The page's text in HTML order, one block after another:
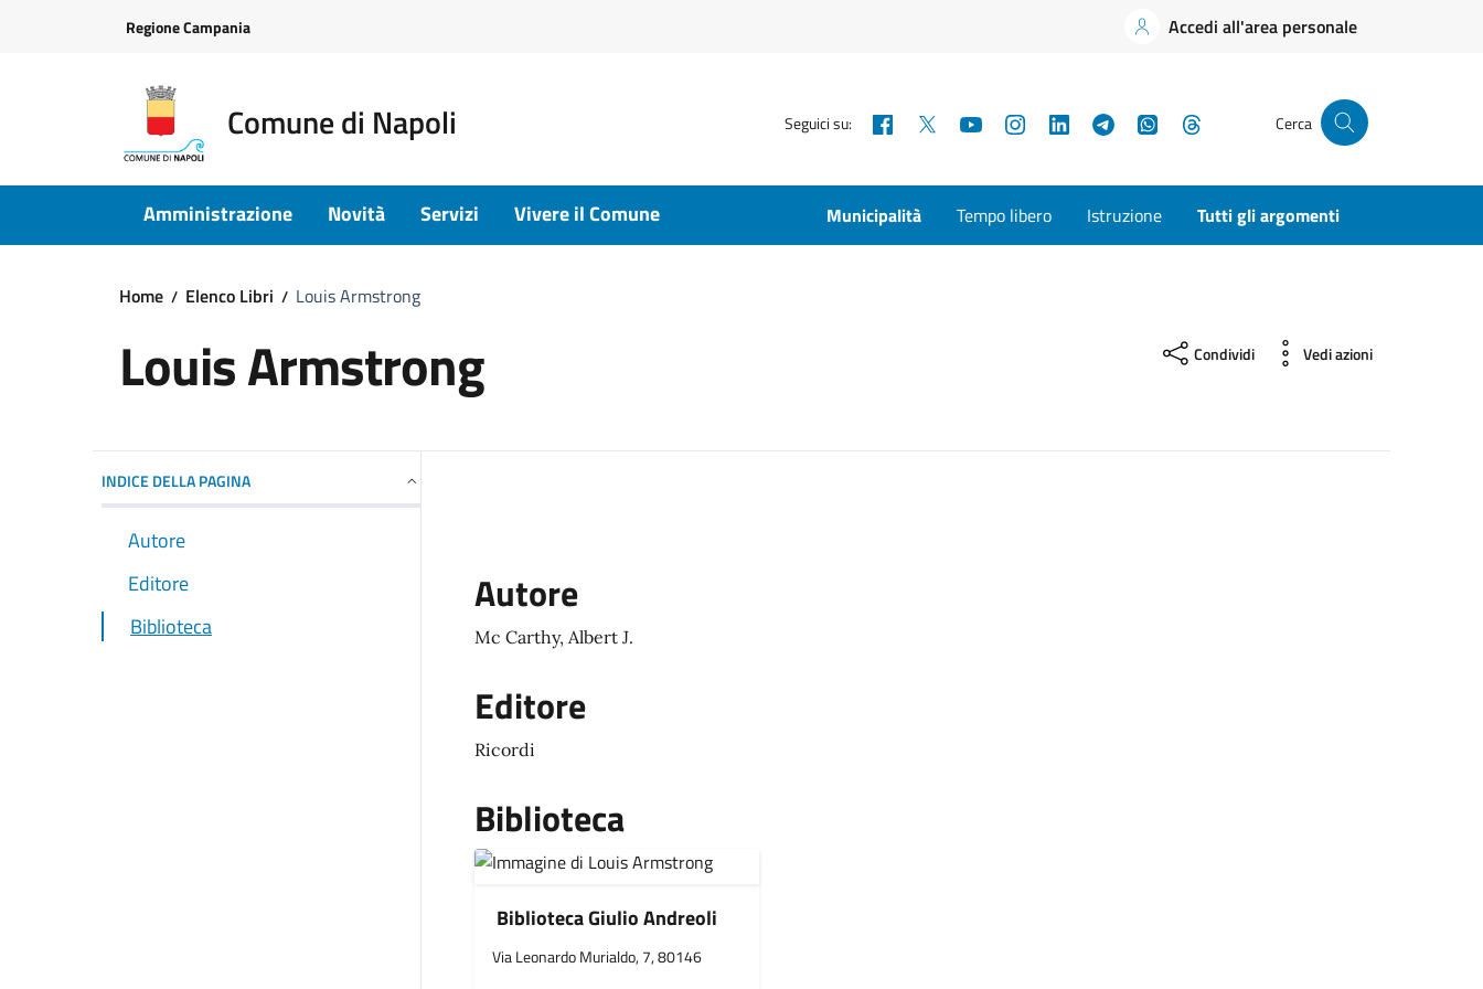
Regione Campania Accedi all'area personale
Comune di Napoli Seguici su: Facebook YouTubeInstagramLinkedInTelegramWhatsApp Cerca
Amministrazione Novità Servizi Vivere il Comune Municipalità Tempo libero Istruzione Tutti gli argomenti
Home Elenco Libri Louis Armstrong
Louis Armstrong Condividi Vedi azioni
INDICE DELLA PAGINA
Autore
Editore
Biblioteca
Autore
Mc Carthy, Albert J.
Editore
Ricordi
Biblioteca
Biblioteca Giulio Andreoli
Via Leonardo Murialdo, 7, 80146